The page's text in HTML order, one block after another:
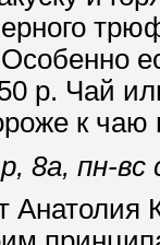
р. Чай
к
8а, пн-вс